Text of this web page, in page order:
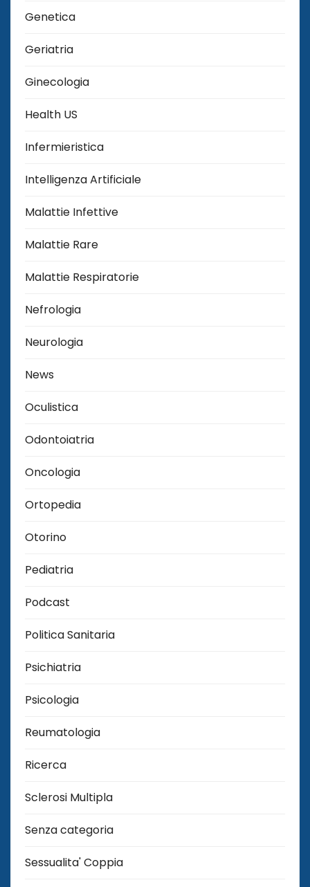
Genetica
Geriatria
Ginecologia
Health US
Infermieristica
Intelligenza Artificiale
Malattie Infettive
Malattie Rare
Malattie Respiratorie
Nefrologia
Neurologia
News
Oculistica
Odontoiatria
Oncologia
Ortopedia
Otorino
Pediatria
Podcast
Politica Sanitaria
Psichiatria
Psicologia
Reumatologia
Ricerca
Sclerosi Multipla
Senza categoria
Sessualita' Coppia